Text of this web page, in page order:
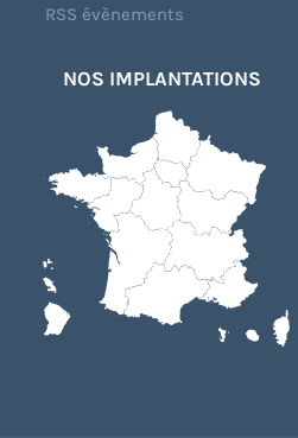
RSS évènements
NOS IMPLANTATIONS